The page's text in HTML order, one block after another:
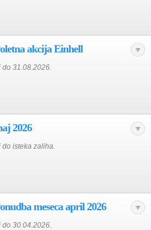
akcija Einhell
do 31.08.2026.
2026
isteka zaliha.
meseca april 2026
do 30.04.2026.